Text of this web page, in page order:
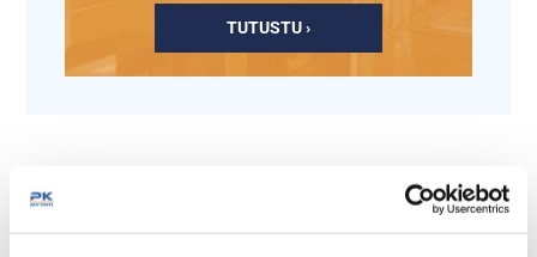
TUTUSTU ›